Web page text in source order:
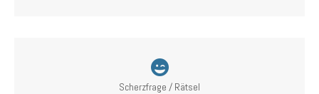
Scherzfrage / Rätsel